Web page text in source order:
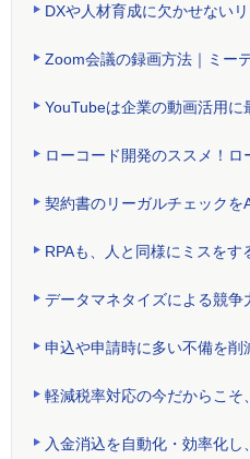
DXや人材育成に欠かせない
Zoom会議の録画方法｜ミー
YouTubeは企業の動画活用に
ローコード開発のススメ！
契約書のリーガルチェック
RPAも、人と同様にミスをす
データマネタイズによる競争
申込や申請時に多い不備を
軽減税率対応の今だからこ
入金消込を自動化・効率化